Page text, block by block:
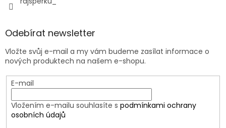
Odebírat newsletter
Vložte svůj e-mail a my vám budeme zasílat informace o
nových produktech na našem e-shopu.
E-mail
Vložením e-mailu souhlasíte s podmínkami ochrany
osobních údajů